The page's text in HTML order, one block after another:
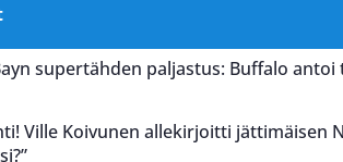
supertähden paljastus: Buffalo antoi
Ville Koivunen allekirjoitti jättimäisen